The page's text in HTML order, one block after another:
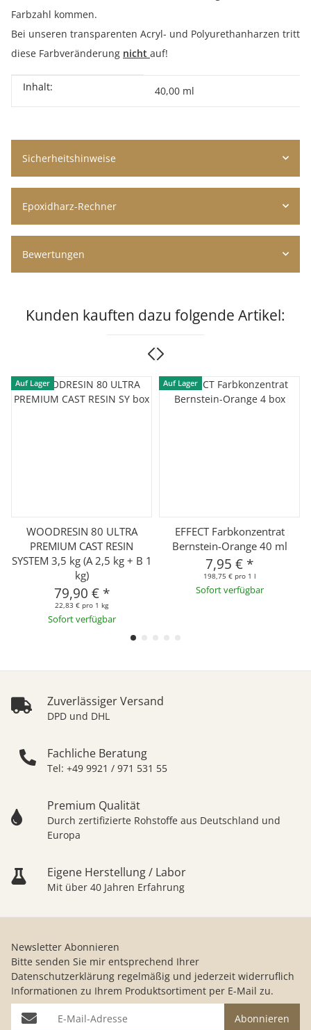
Farbzahl kommen.
Bei unseren transparenten Acryl- und Polyurethanharzen tritt
diese Farbveränderung nicht auf!
Produkteigenschaft
Wert
Inhalt: 40,00 ml
Sicherheitshinweise
Epoxidharz-Rechner
Bewertungen
Kunden kauften dazu folgende Artikel:
Auf Lager
WOODRESIN 80 ULTRA
PREMIUM CAST RESIN
SYSTEM 3,5 kg (A 2,5 kg + B 1
kg)
79,90 € *
22,83 € pro 1 kg
Sofort verfügbar
Auf Lager
EFFECT Farbkonzentrat
Bernstein-Orange 40 ml
7,95 € *
198,75 € pro 1 l
Sofort verfügbar
Zuverlässiger Versand
DPD und DHL
Fachliche Beratung
Tel: +49 9921 / 971 531 55
Premium Qualität
Durch zertifizierte Rohstoffe aus Deutschland und
Europa
Eigene Herstellung / Labor
Mit über 40 Jahren Erfahrung
Newsletter Abonnieren
Bitte senden Sie mir entsprechend Ihrer
Datenschutzerklärung regelmäßig und jederzeit widerruflich
Informationen zu Ihrem Produktsortiment per E-Mail zu.
E-Mail-Adresse Abonnieren